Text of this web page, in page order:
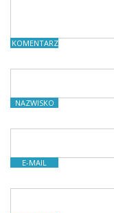
KOMENTARZE
NAZWISKO
E-MAIL